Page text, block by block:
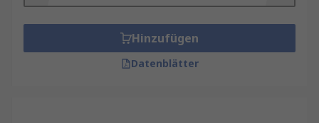
Hinzufügen
Datenblätter